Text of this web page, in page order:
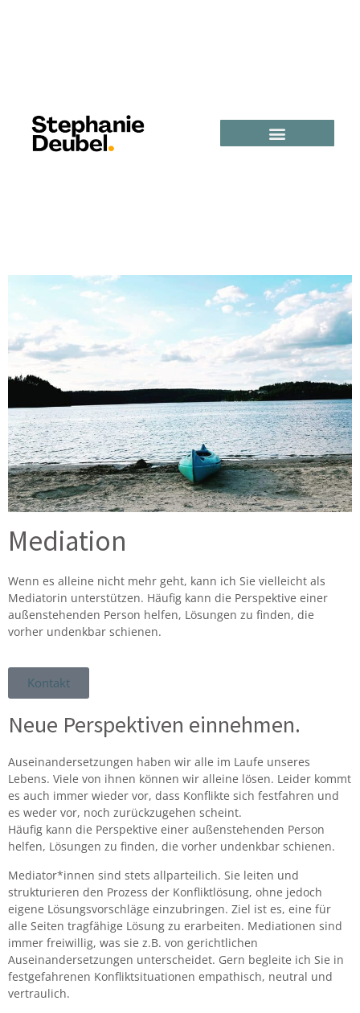
Mediation
Wenn es alleine nicht mehr geht, kann ich Sie vielleicht als
Mediatorin unterstützen. Häufig kann die Perspektive einer
außenstehenden Person helfen, Lösungen zu finden, die
vorher undenkbar schienen.
Kontakt
Neue Perspektiven einnehmen.
Auseinandersetzungen haben wir alle im Laufe unseres
Lebens. Viele von ihnen können wir alleine lösen. Leider kommt
es auch immer wieder vor, dass Konflikte sich festfahren und
es weder vor, noch zurückzugehen scheint.
Häufig kann die Perspektive einer außenstehenden Person
helfen, Lösungen zu finden, die vorher undenkbar schienen.
Mediator*innen sind stets allparteilich. Sie leiten und
strukturieren den Prozess der Konfliktlösung, ohne jedoch
eigene Lösungsvorschläge einzubringen. Ziel ist es, eine für
alle Seiten tragfähige Lösung zu erarbeiten. Mediationen sind
immer freiwillig, was sie z.B. von gerichtlichen
Auseinandersetzungen unterscheidet. Gern begleite ich Sie in
festgefahrenen Konfliktsituationen empathisch, neutral und
vertraulich.